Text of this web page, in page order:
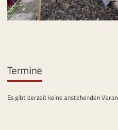
Termine
Es gibt derzeit keine anstehenden